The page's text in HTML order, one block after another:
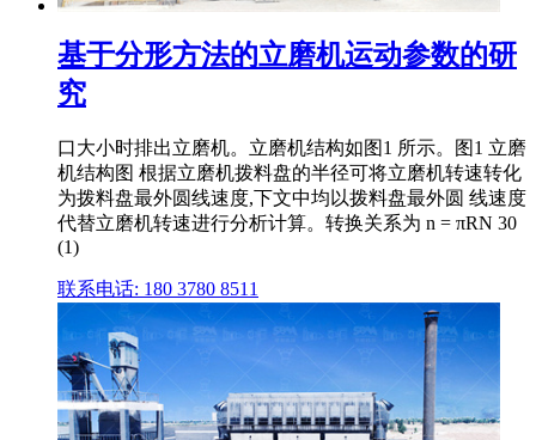
基于分形方法的立磨机运动参数的研
究
口大小时排出立磨机。立磨机结构如图1 所示。图1 立磨
机结构图 根据立磨机拨料盘的半径可将立磨机转速转化
为拨料盘最外圆线速度,下文中均以拨料盘最外圆 线速度
代替立磨机转速进行分析计算。转换关系为 n = πRN 30
(1)
联系电话: 180 3780 8511